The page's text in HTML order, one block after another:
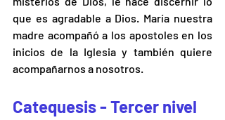
que es agradable a Dios. María nuestra
madre acompañó a los apostoles en los
inicios de la Iglesia y también quiere
acompañarnos a nosotros.
Catequesis - Tercer nivel